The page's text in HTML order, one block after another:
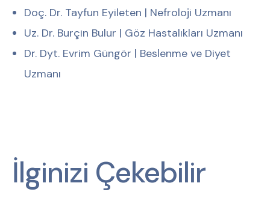
Doç. Dr. Tayfun Eyileten | Nefroloji Uzmanı
Uz. Dr. Burçin Bulur | Göz Hastalıkları Uzmanı
Dr. Dyt. Evrim Güngör | Beslenme ve Diyet
Uzmanı
İlginizi Çekebilir